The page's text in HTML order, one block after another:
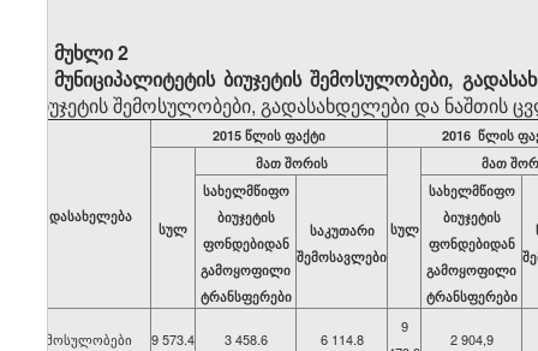
მუხლი 2
მუნიციპალიტეტის ბიუჯეტის შემოსულობები,
ბიუჯეტის შემოსულობები, გადასახდელები და
დასახელება
2015 წლის ფაქტი 2016 წლის
სულ
მათ შორის
სულ
მათ
სახელმწიფო
ბიუჯეტის
ფონდებიდან
გამოყოფილი
ტრანსფერები
საკუთარი
შემოსავლები
სახელმწიფო
ბიუჯეტის
ფონდებიდან
გამოყოფილი
ტრანსფერები
შემოსულობები 9 573.4 3 458.6 6 114.8
9
2 904,9